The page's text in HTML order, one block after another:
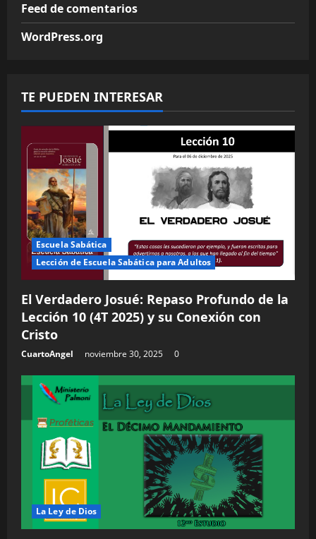
Feed de comentarios
WordPress.org
TE PUEDEN INTERESAR
Escuela Sabática
Lección de Escuela Sabática para Adultos
El Verdadero Josué: Repaso Profundo de la
Lección 10 (4T 2025) y su Conexión con
Cristo
CuartoAngel noviembre 30, 2025 0
La Ley de Dios